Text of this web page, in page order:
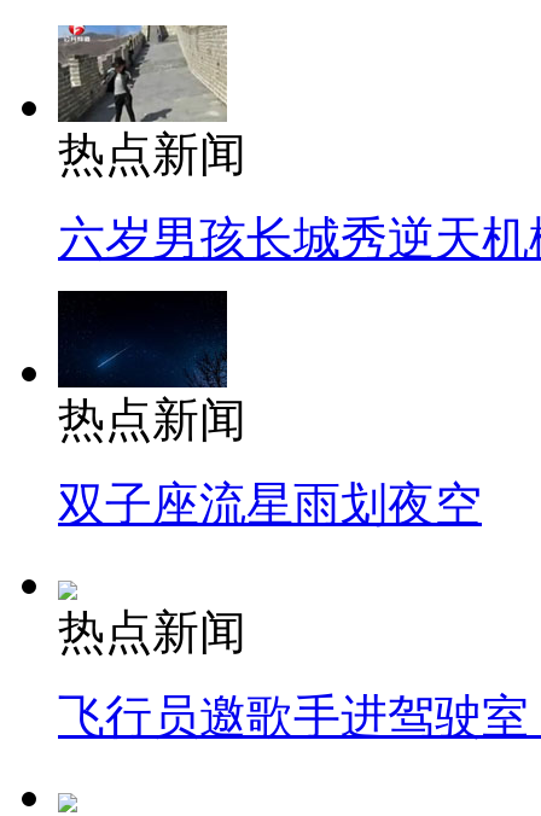
热点新闻
六岁男孩长城秀逆天机
热点新闻
双子座流星雨划夜空
热点新闻
飞行员邀歌手进驾驶